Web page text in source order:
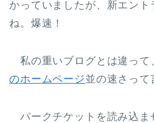
かっていましたが、新エン
ね。爆速！
私の重いブログとは違って
のホームページ並の速さっ
パークチケットを読み込ま